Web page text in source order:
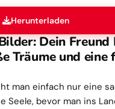
Herunterladen
Dein Freund
Träume und eine
man einfach nur eine
Seele, bevor man ins